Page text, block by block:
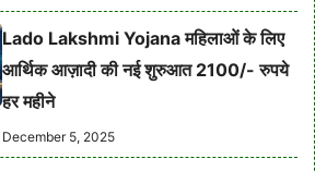
Lado Lakshmi Yojana महिलाओं के लिए
आर्थिक आज़ादी की नई शुरुआत 2100/- रुपये
हर महीने
December 5, 2025